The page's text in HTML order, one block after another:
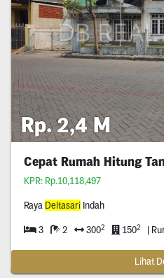
Rp. 2,4 M
Cepat Rumah Hitung
KPR: Rp.10,118,497
Raya DeltasariIndah
3 2 3002 1502 |
Lihat